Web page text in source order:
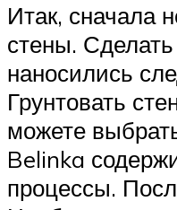
Итак, сначала
стены.
наносились
Грунтовать
можете
Belinka
процессы.